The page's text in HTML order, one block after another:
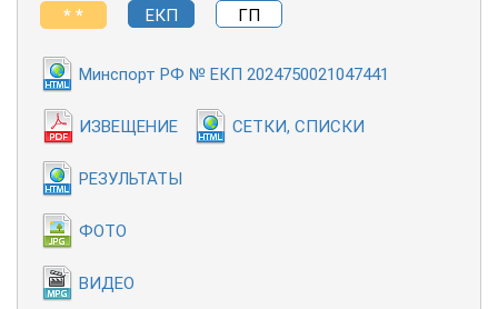
* * ЕКП ГП
Минспорт РФ № ЕКП 2024750021047441
ИЗВЕЩЕНИЕ СЕТКИ, СПИСКИ
РЕЗУЛЬТАТЫ
ФОТО
ВИДЕО